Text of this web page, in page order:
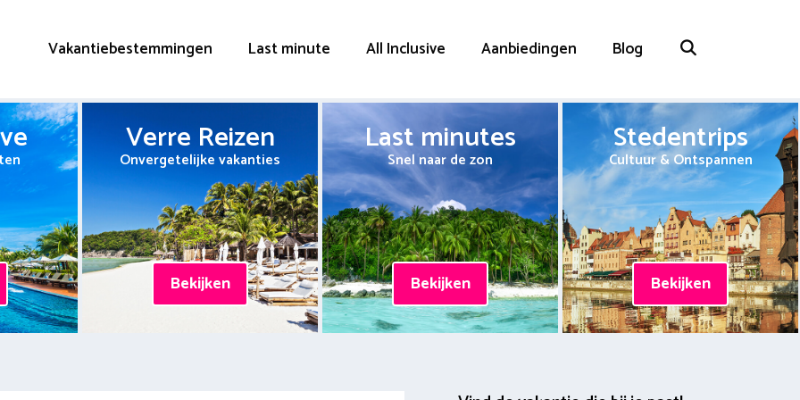
Vakantiebestemmingen Last minute All Inclusive Aanbiedingen Blog
Verre Reizen
Onvergetelijke vakanties
Bekijken
Last minutes
Snel naar de zon
Bekijken
Stedentrips
Cultuur & Ontspannen
Bekijken